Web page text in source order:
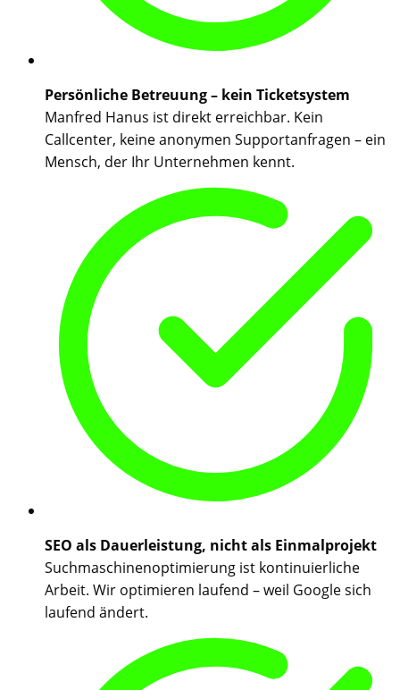
Persönliche Betreuung – kein Ticketsystem
Manfred Hanus ist direkt erreichbar. Kein
Callcenter, keine anonymen Supportanfragen – ein
Mensch, der Ihr Unternehmen kennt.
SEO als Dauerleistung, nicht als Einmalprojekt
Suchmaschinenoptimierung ist kontinuierliche
Arbeit. Wir optimieren laufend – weil Google sich
laufend ändert.